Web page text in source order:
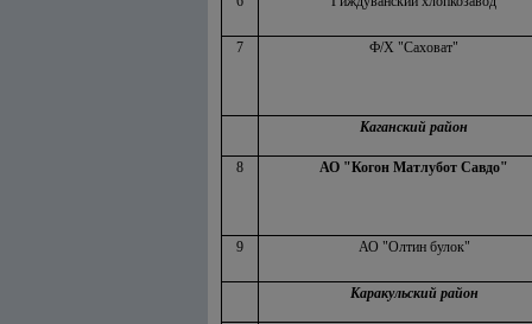
7 Ф/Х "Саховат"
Каганский район
8 АО "Когон Матлубот Савдо"
9 АО "Олтин булок"
Каракульский район